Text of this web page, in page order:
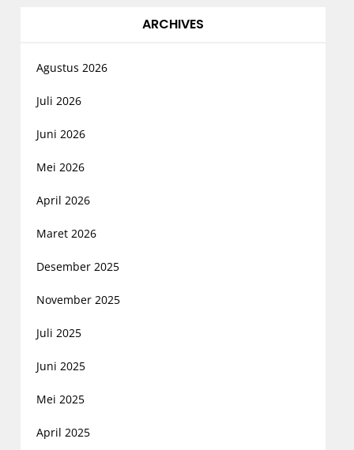
ARCHIVES
Agustus 2026
Juli 2026
Juni 2026
Mei 2026
April 2026
Maret 2026
Desember 2025
November 2025
Juli 2025
Juni 2025
Mei 2025
April 2025